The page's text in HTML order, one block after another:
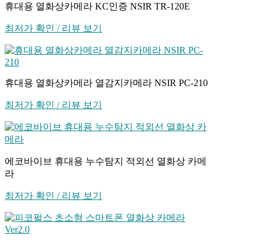
휴대용 열화상카메라 KC인증 NSIR TR-120E
최저가 확인 / 리뷰 보기
휴대용 열화상카메라 열감지카메라 NSIR PC-210
최저가 확인 / 리뷰 보기
에코바이브 휴대용 누수탐지 적외선 열화상 카메
라
최저가 확인 / 리뷰 보기